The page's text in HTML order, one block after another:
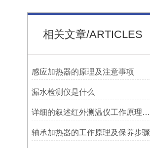
相关文章/ARTICLES
感应加热器的原理及注意事项
漏水检测仪是什么
详细的叙述红外测温仪工作原理及应用
轴承加热器的工作原理及保养步骤